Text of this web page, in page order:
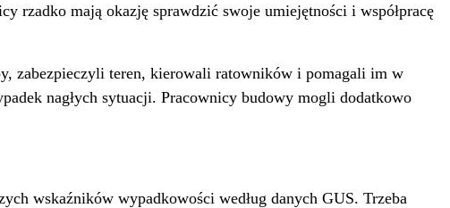
rzadko mają okazję sprawdzić swoje umiejętności i współpracę
zabezpieczyli teren, kierowali ratowników i pomagali im w
nagłych sytuacji. Pracownicy budowy mogli dodatkowo
wskaźników wypadkowości według danych GUS. Trzeba